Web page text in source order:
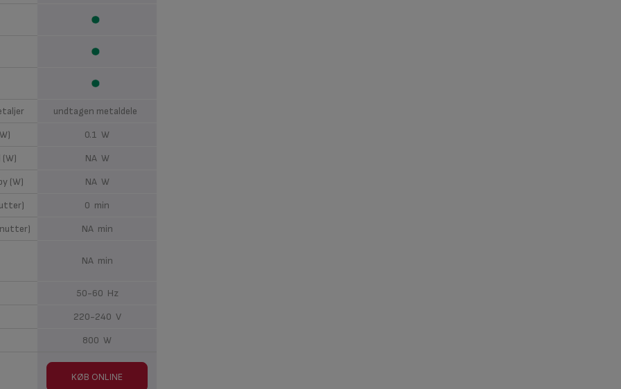
undtagen metaldele
0.1 W
NA W
(W)
NA W
0 min
NA min
NA min
50-60 Hz
220-240 V
800 W
KØB ONLINE